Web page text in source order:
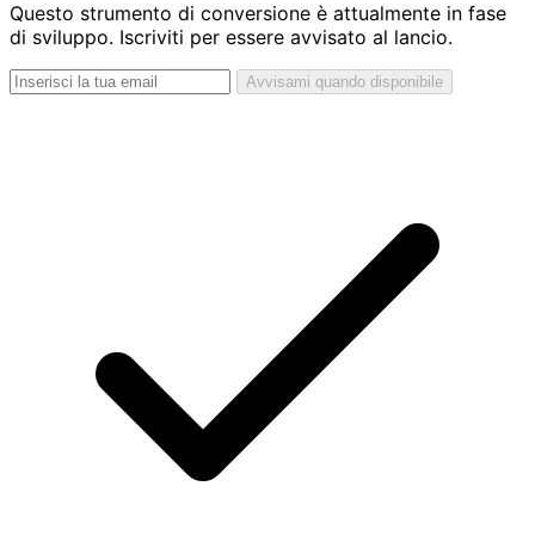
Questo strumento di conversione è attualmente in fase
di sviluppo. Iscriviti per essere avvisato al lancio.
Avvisami quando disponibile